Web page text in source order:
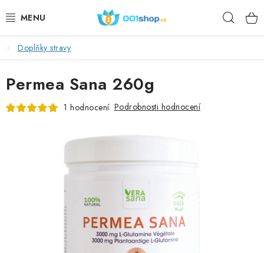
na
DOPLŇKY STRAVY
KOSMETIKA
SPORT
Doplňky stravy
Permea Sana 260g
1 hodnocení Podrobnosti hodnocení